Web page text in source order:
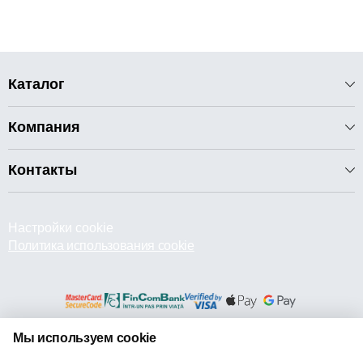
Каталог
Компания
Контакты
Настройки cookie
Политика использования cookie
© 2013 – 2026 ECOM
Мы используем cookie